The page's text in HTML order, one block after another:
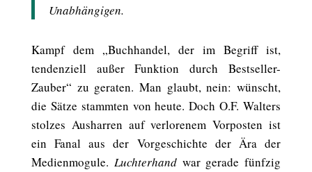
Unabhängigen.
Kampf dem „Buchhandel, der im Begriff ist,
tendenziell außer Funktion durch Bestseller-
Zauber“ zu geraten. Man glaubt, nein: wünscht,
die Sätze stammten von heute. Doch O.F. Walters
stolzes Ausharren auf verlorenem Vorposten ist
ein Fanal aus der Vorgeschichte der Ära der
Medienmogule. Luchterhand war gerade fünfzig